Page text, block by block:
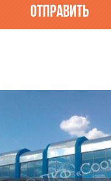
Отправить